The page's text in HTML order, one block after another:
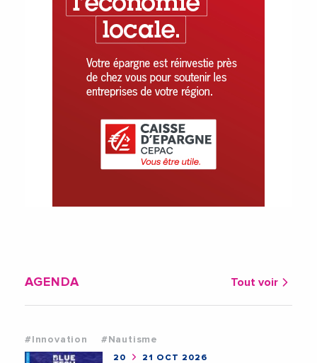
AGENDA Tout voir
#Innovation #Nautisme
20 21 OCT 2026